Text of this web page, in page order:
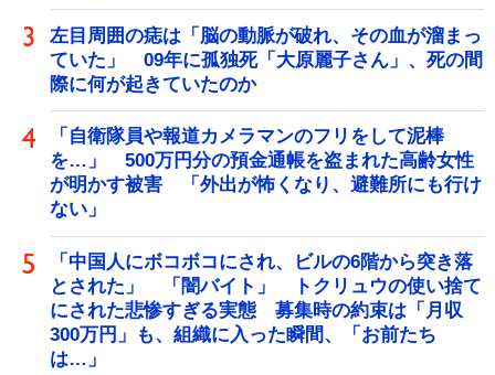
左目周囲の痣は「脳の動脈が破れ、その血が溜まっ
ていた」 09年に孤独死「大原麗子さん」、死の間
際に何が起きていたのか
「自衛隊員や報道カメラマンのフリをして泥棒
を…」 500万円分の預金通帳を盗まれた高齢女性
が明かす被害 「外出が怖くなり、避難所にも行け
ない」
「中国人にボコボコにされ、ビルの6階から突き落
とされた」 「闇バイト」 トクリュウの使い捨て
にされた悲惨すぎる実態 募集時の約束は「月収
300万円」も、組織に入った瞬間、「お前たち
は…」